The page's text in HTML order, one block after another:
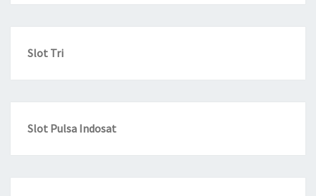
Slot Tri
Slot Pulsa Indosat